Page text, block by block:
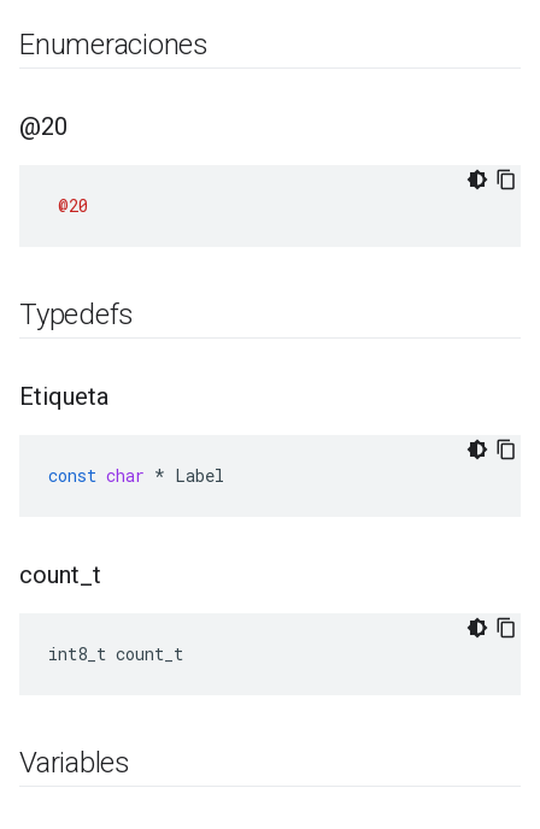
Enumeraciones
@20
@20
Typedefs
Etiqueta
const char * Label
count t
int8_t count_t
Variables